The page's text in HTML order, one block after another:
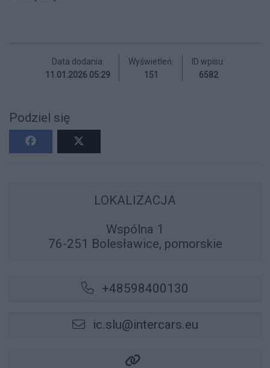
Data dodania:
11.01.2026 05:29
Wyświetleń:
151
ID wpisu:
6582
Podziel się
LOKALIZACJA
Wspólna 1
76-251 Bolesławice, pomorskie
+48598400130
ic.slu@intercars.eu